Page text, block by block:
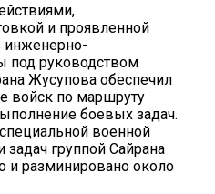
и проявленной
инженерно-
под руководством
Жусупова обеспечил
войск по маршруту
боевых задач.
военной
группой Сайрана
и разминировано около